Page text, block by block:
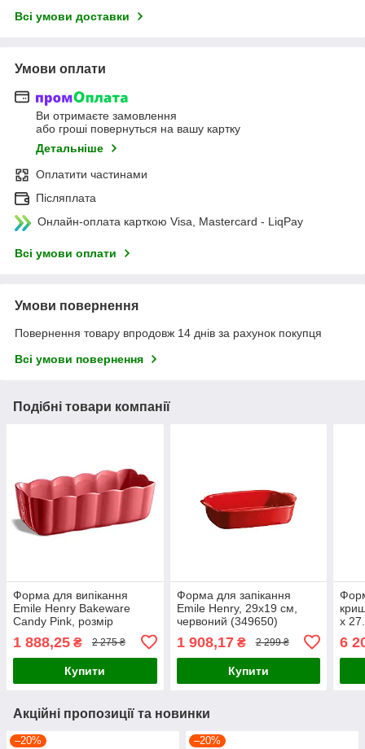
Всі умови доставки
Умови оплати
Ви отримаєте замовлення
або гроші повернуться на вашу картку
Детальніше
Оплатити частинами
Післяплата
Онлайн-оплата карткою Visa, Mastercard - LiqPay
Всі умови оплати
Умови повернення
Повернення товару впродовж 14 днів за рахунок покупця
Всі умови повернення
Подібні товари компанії
Форма для випікання
Emile Henry Bakeware
Candy Pink, розмір
(476353)
1 888,25 ₴ 2 275 ₴
Купити
Форма для запікання
Emile Henry, 29x19 см,
червоний (349650)
1 908,17₴ 2 299 ₴
Купити
x
6
Акційні пропозиції та новинки
–20% –20%